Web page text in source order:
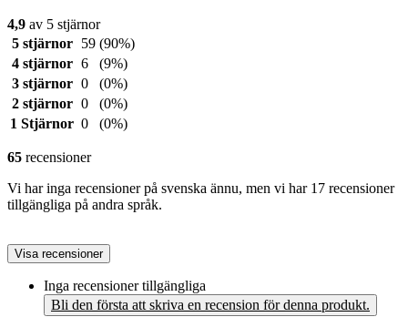
4,9 av 5 stjärnor
5 stjärnor
59 (90%)
4 stjärnor 6
(9%)
3 stjärnor 0
(0%)
2 stjärnor 0
(0%)
1 Stjärnor 0 (0%)
65 recensioner
Vi har inga recensioner på svenska ännu, men vi har 17 recensioner
tillgängliga på andra språk.
Visa recensioner
Inga recensioner tillgängliga
Bli den första att skriva en recension för denna produkt.